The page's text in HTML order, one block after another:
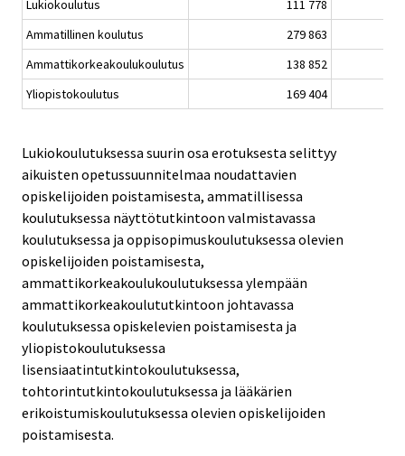
Lukiokoulutus 111 778
Ammatillinen koulutus
279 863
Ammattikorkeakoulukoulutus
138 852
Yliopistokoulutus
169 404
Lukiokoulutuksessa suurin osa erotuksesta selittyy
aikuisten opetussuunnitelmaa noudattavien
opiskelijoiden poistamisesta, ammatillisessa
koulutuksessa näyttötutkintoon valmistavassa
koulutuksessa ja oppisopimuskoulutuksessa olevien
opiskelijoiden poistamisesta,
ammattikorkeakoulukoulutuksessa ylempään
ammattikorkeakoulututkintoon johtavassa
koulutuksessa opiskelevien poistamisesta ja
yliopistokoulutuksessa
lisensiaatintutkintokoulutuksessa,
tohtorintutkintokoulutuksessa ja lääkärien
erikoistumiskoulutuksessa olevien opiskelijoiden
poistamisesta.